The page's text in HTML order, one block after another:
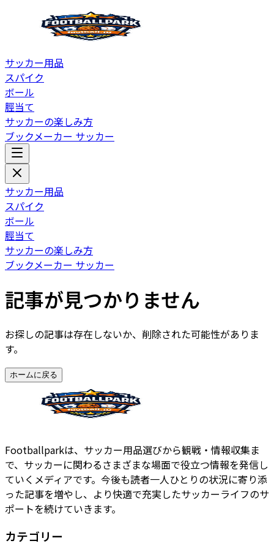
サッカー用品
スパイク
ボール
脛当て
サッカーの楽しみ方
ブックメーカー サッカー
サッカー用品
スパイク
ボール
脛当て
サッカーの楽しみ方
ブックメーカー サッカー
記事が見つかりません
お探しの記事は存在しないか、削除された可能性がありま
す。
ホームに戻る
Footballparkは、サッカー用品選びから観戦・情報収集ま
で、サッカーに関わるさまざまな場面で役立つ情報を発信し
ていくメディアです。今後も読者一人ひとりの状況に寄り添
った記事を増やし、より快適で充実したサッカーライフのサ
ポートを続けていきます。
カテゴリー